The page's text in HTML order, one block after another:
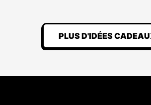
PLUS D'IDÉES